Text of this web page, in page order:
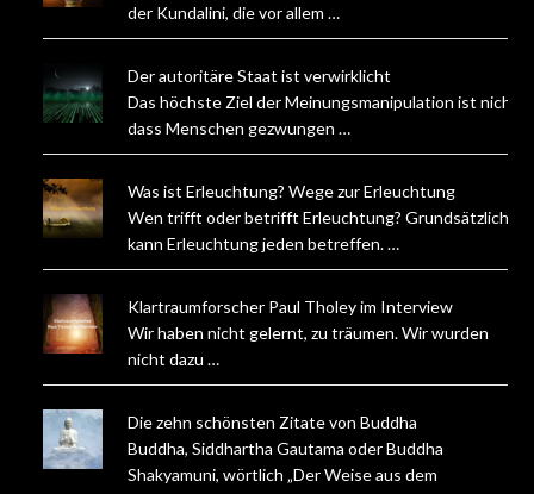
der Kundalini, die vor allem …
Der autoritäre Staat ist verwirklicht
Das höchste Ziel der Meinungsmanipulation ist nicht,
dass Menschen gezwungen …
Was ist Erleuchtung? Wege zur Erleuchtung
Wen trifft oder betrifft Erleuchtung? Grundsätzlich
kann Erleuchtung jeden betreffen. …
Klartraumforscher Paul Tholey im Interview
Wir haben nicht gelernt, zu träumen. Wir wurden
nicht dazu …
Die zehn schönsten Zitate von Buddha
Buddha, Siddhartha Gautama oder Buddha
Shakyamuni, wörtlich „Der Weise aus dem